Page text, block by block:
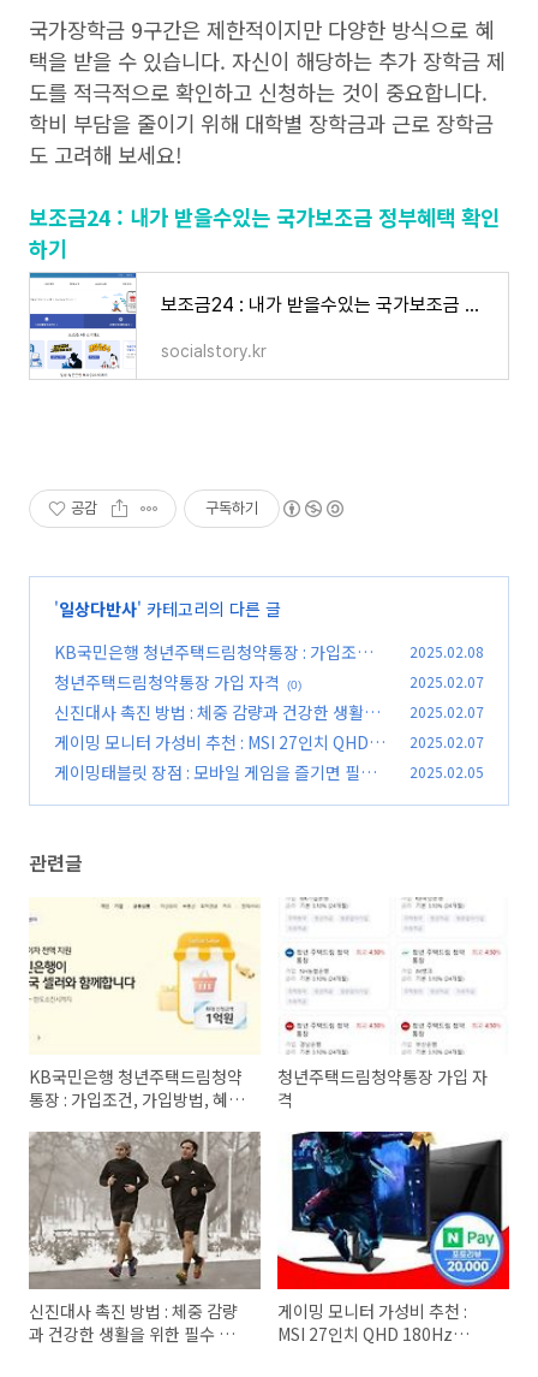
국가장학금 9구간은 제한적이지만 다양한 방식으로 혜
택을 받을 수 있습니다. 자신이 해당하는 추가 장학금 제
도를 적극적으로 확인하고 신청하는 것이 중요합니다.
학비 부담을 줄이기 위해 대학별 장학금과 근로 장학금
도 고려해 보세요!
보조금24 : 내가 받을수있는 국가보조금 정부혜택 확인
하기
보조금24 : 내가 받을수있는 국가보조금 정부혜택 확인하기
socialstory.kr
공감 구독하기
'일상다반사' 카테고리의 다른 글
KB국민은행 청년주택드림청약통장 : 가입조건,
가입방법, 혜택 및 장점
(0)
2025.02.08
청년주택드림청약통장 가입 자격 (0) 2025.02.07
신진대사 촉진 방법 : 체중 감량과 건강한 생활을
위한 필수 가이드 (0)
2025.02.07
게이밍 모니터 가성비 추천 : MSI 27인치 QHD 1
80Hz MAG275QF
(0)
2025.02.07
게이밍태블릿 장점 : 모바일 게임을 즐기면 필수,
2025.02.05
관련글
KB국민은행 청년주택드림청약
통장 : 가입조건, 가입방법, 혜택
청년주택드림청약통장 가입 자
격
신진대사 촉진 방법 : 체중 감량
과 건강한 생활을 위한 필수 가
게이밍 모니터 가성비 추천 :
MSI 27인치 QHD 180Hz